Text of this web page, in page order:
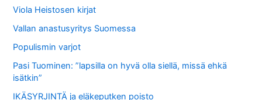
Viola Heistosen kirjat
Vallan anastusyritys Suomessa
Populismin varjot
Pasi Tuominen: ”lapsilla on hyvä olla siellä, missä ehkä
isätkin”
IKÄSYRJINTÄ ja eläkeputken poisto